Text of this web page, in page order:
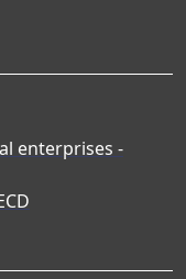
enterprises -